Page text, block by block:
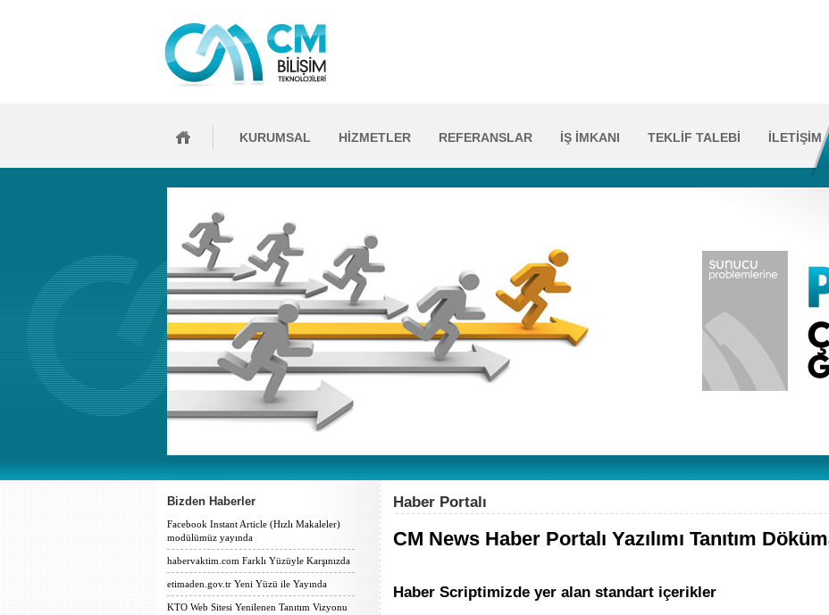
KURUMSAL HİZMETLER REFERANSLAR İŞ İMKANI TEKLİF TALEBİ İLETİŞİM
Bizden Haberler
Facebook Instant Article (Hızlı Makaleler)
modülümüz yayında
habervaktim.com Farklı Yüzüyle Karşınızda
etimaden.gov.tr Yeni Yüzü ile Yayında
KTO Web Sitesi Yenilenen Tanıtım Vizyonu
Haber Portalı
CM News Haber Portalı Yazılımı Tanıtım
Haber Scriptimizde yer alan standart içerikler